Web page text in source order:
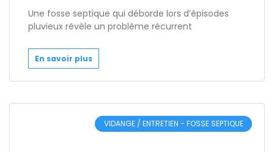
Une fosse septique qui déborde lors d’épisodes
pluvieux révèle un problème récurrent
En savoir plus
VIDANGE / ENTRETIEN - FOSSE SEPTIQUE